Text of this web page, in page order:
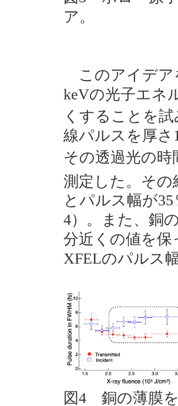
ア。
このアイデア
keVの光子エネ
くすることを
線パルスを厚さ
その透過光の時
測定した。その
とパルス幅が
4）。また、銅
分近くの値を
XFELのパルス
図4 銅の薄膜